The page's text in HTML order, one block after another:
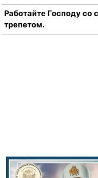
Работайте Господу со
трепетом.